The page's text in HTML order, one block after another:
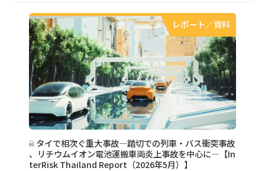
レポート／資料
タイで相次ぐ重大事故―踏切での列車・バス衝突事故
、リチウムイオン電池運搬車両炎上事故を中心に―【In
terRisk Thailand Report（2026年5月）】